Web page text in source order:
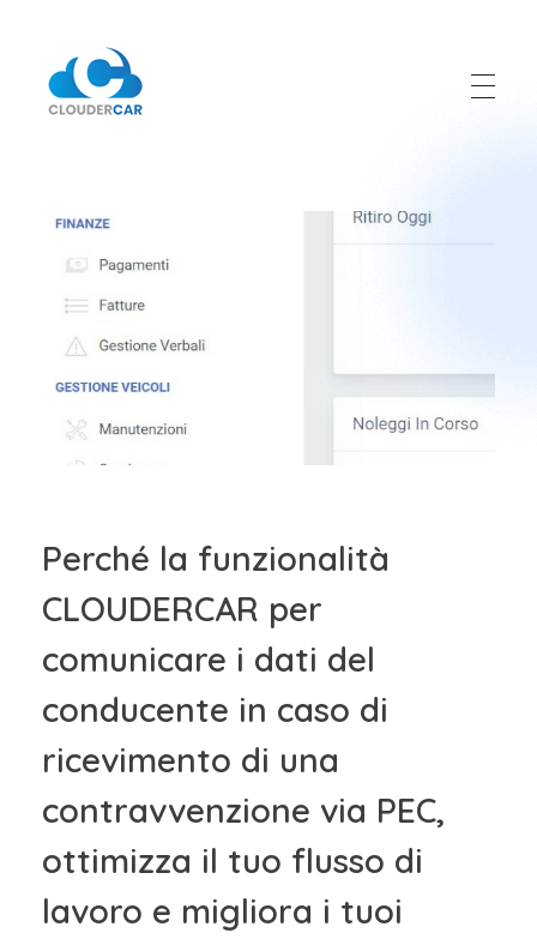
Perché la funzionalità
CLOUDERCAR per
comunicare i dati del
conducente in caso di
ricevimento di una
contravvenzione via PEC,
ottimizza il tuo flusso di
lavoro e migliora i tuoi